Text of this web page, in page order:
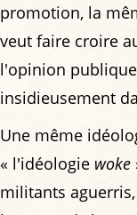
promotion, la
veut faire croire
l'opinion
insidieusement
Une même
« l'idéologie woke
militants